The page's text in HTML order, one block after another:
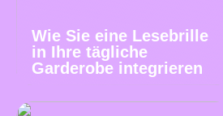
Wie Sie eine Lesebrille
in Ihre tägliche
Garderobe integrieren